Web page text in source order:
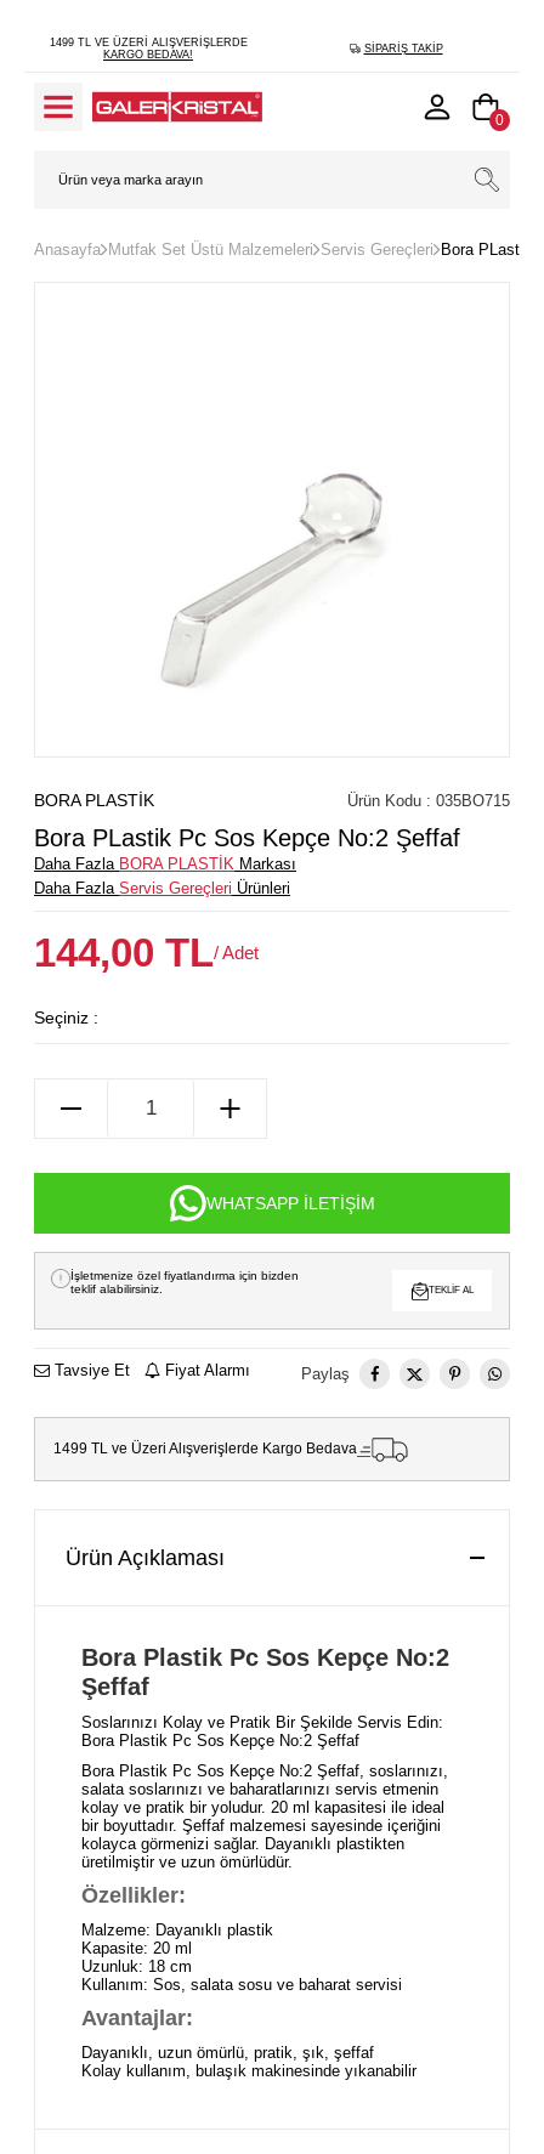
1499 TL VE ÜZERI ALIŞVERIŞLERDE
KARGO BEDAVA!
SIPARIŞ TAKIP
0
Anasayfa Mutfak Set Üstü Malzemeleri Servis Gereçleri Bora PLastik
BORA PLASTİK Ürün Kodu : 035BO715
Bora PLastik Pc Sos Kepçe No:2 Şeffaf
Daha Fazla BORA PLASTİK Markası
Daha Fazla Servis Gereçleri Ürünleri
144,00 TL/ Adet
Seçiniz :
WHATSAPP İLETIŞIM
İşletmenize özel fiyatlandırma için bizden
teklif alabilirsiniz.
TEKLIF AL
Tavsiye Et Fiyat Alarmı Paylaş
1499 TL ve Üzeri Alışverişlerde Kargo Bedava
Ürün Açıklaması
Bora Plastik Pc Sos Kepçe No:2
Şeffaf
Soslarınızı Kolay ve Pratik Bir Şekilde Servis Edin:
Bora Plastik Pc Sos Kepçe No:2 Şeffaf
Bora Plastik Pc Sos Kepçe No:2 Şeffaf, soslarınızı,
salata soslarınızı ve baharatlarınızı servis etmenin
kolay ve pratik bir yoludur. 20 ml kapasitesi ile ideal
bir boyuttadır. Şeffaf malzemesi sayesinde içeriğini
kolayca görmenizi sağlar. Dayanıklı plastikten
üretilmiştir ve uzun ömürlüdür.
Özellikler:
Malzeme: Dayanıklı plastik
Kapasite: 20 ml
Uzunluk: 18 cm
Kullanım: Sos, salata sosu ve baharat servisi
Avantajlar:
Dayanıklı, uzun ömürlü, pratik, şık, şeffaf
Kolay kullanım, bulaşık makinesinde yıkanabilir